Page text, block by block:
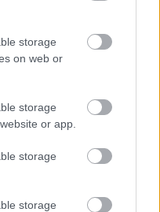
storage
on web or
storage
or app.
storage
storage
sure we